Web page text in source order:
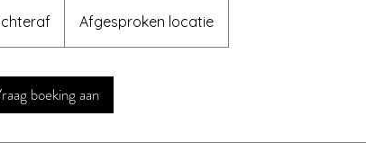
Afgesproken locatie
boeking aan